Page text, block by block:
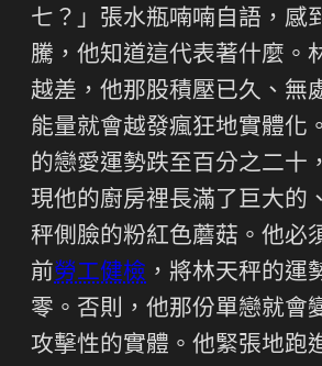
七？」張水瓶喃喃自語，感
騰，他知道這代表著什麼。
越差，他那股積壓已久、無
能量就會越發瘋狂地實體化
的戀愛運勢跌至百分之二十
現他的廚房裡長滿了巨大的
秤側臉的粉紅色蘑菇。他必
前勞工健檢 ，將林天秤的運
零。否則，他那份單戀就會
攻擊性的實體。他緊張地跑